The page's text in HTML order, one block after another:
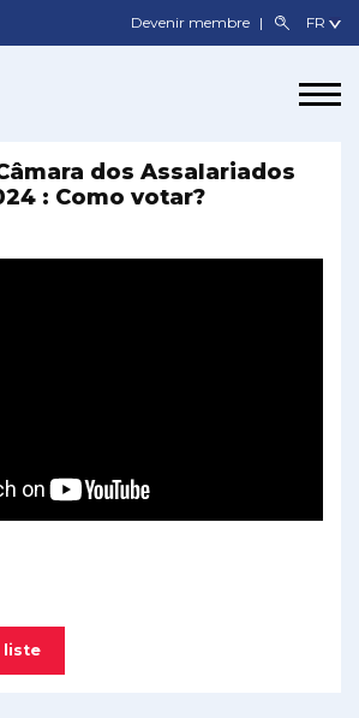
Devenir membre
dos Assalariados
: Como votar?
liste